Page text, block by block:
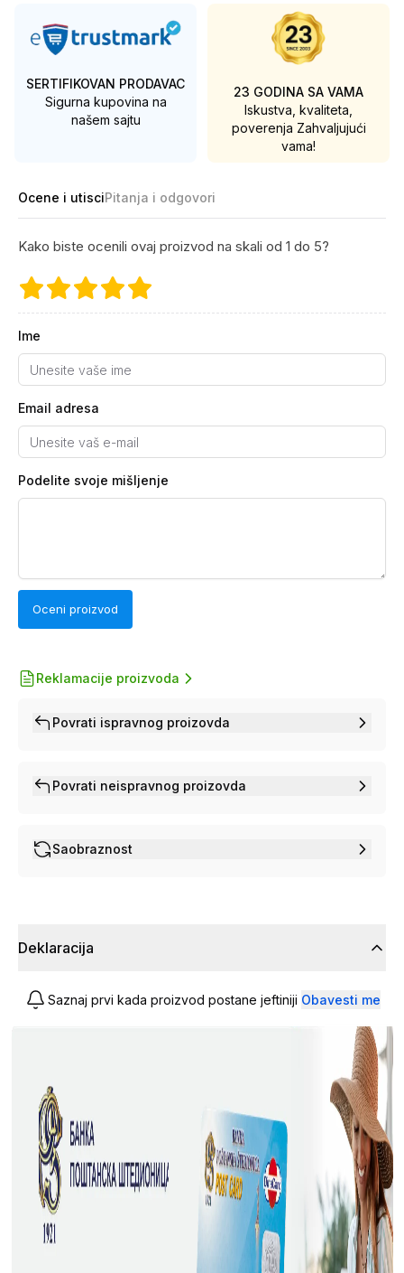
SERTIFIKOVAN PRODAVAC
Sigurna kupovina na
našem sajtu
23 GODINA SA VAMA
Iskustva, kvaliteta,
poverenja Zahvaljujući
vama!
Ocene i utisciPitanja i odgovori
Kako biste ocenili ovaj proizvod na skali od 1 do 5?
Ime
Email adresa
Podelite svoje mišljenje
Oceni proizvod
Reklamacije proizvoda
Povrati ispravnog proizovda
Povrati neispravnog proizovda
Saobraznost
Deklaracija
Saznaj prvi kada proizvod postane jeftiniji Obavesti me